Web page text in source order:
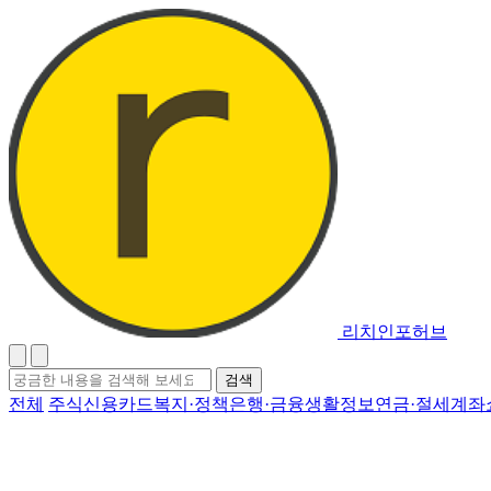
리치인포허브
검
색
검색
전체 주식신용카드복지·정책은행·금융생활정보 연금·절세계좌